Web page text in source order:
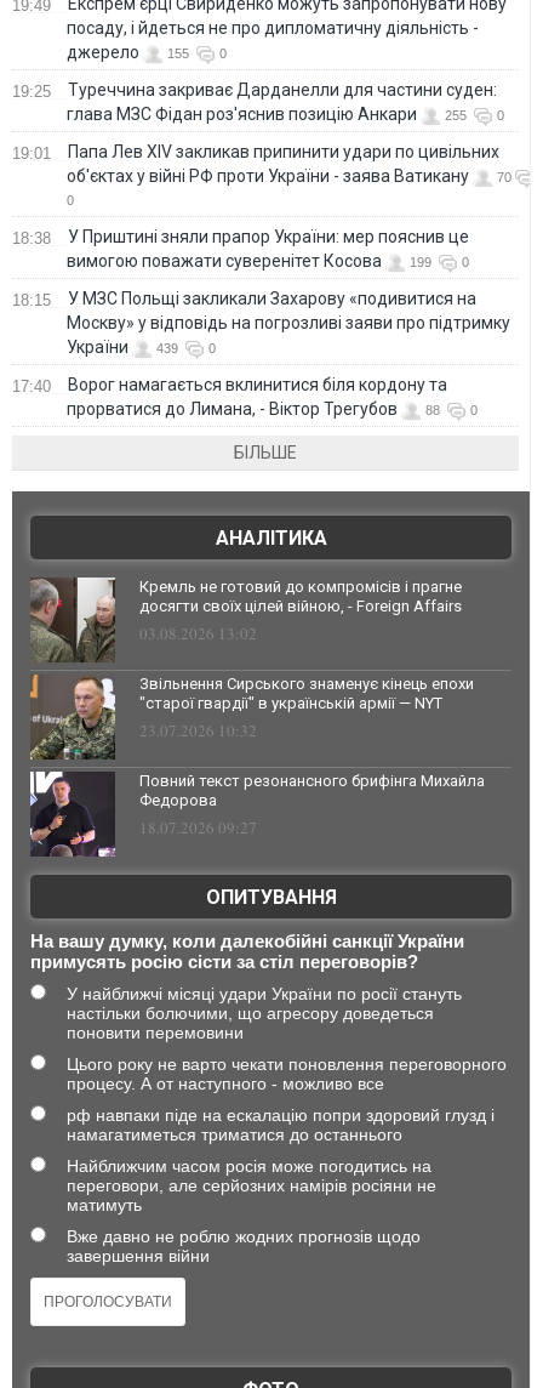
19:49
посаду, і йдеться не про дипломатичну діяльність -
джерело
155 0
19:25
Туреччина закриває Дарданелли для частини суден:
глава МЗС Фідан роз'яснив позицію Анкари
255 0
19:01
Папа Лев XIV закликав припинити удари по цивільних
об'єктах у війні РФ проти України - заява Ватикану
70
0
18:38
У Приштині зняли прапор України: мер пояснив це
вимогою поважати суверенітет Косова
199 0
18:15
У МЗС Польщі закликали Захарову «подивитися на
Москву» у відповідь на погрозливі заяви про підтримку
України
439 0
17:40
Ворог намагається вклинитися біля кордону та
прорватися до Лимана, - Віктор Трегубов
88 0
БІЛЬШЕ
АНАЛІТИКА
Кремль не готовий до компромісів і прагне
досягти своїх цілей війною, - Foreign Affairs
03.08.2026 13:02
Звільнення Сирського знаменує кінець епохи
"старої гвардії" в українській армії — NYT
23.07.2026 10:32
Повний текст резонансного брифінга Михайла
Федорова
18.07.2026 09:27
ОПИТУВАННЯ
На вашу думку, коли далекобійні санкції України
примусять росію сісти за стіл переговорів?
У найближчі місяці удари України по росії стануть
настільки болючими, що агресору доведеться
поновити перемовини
Цього року не варто чекати поновлення переговорного
процесу. А от наступного - можливо все
рф навпаки піде на ескалацію попри здоровий глузд і
намагатиметься триматися до останнього
Найближчим часом росія може погодитись на
переговори, але серйозних намірів росіяни не
матимуть
Вже давно не роблю жодних прогнозів щодо
завершення війни